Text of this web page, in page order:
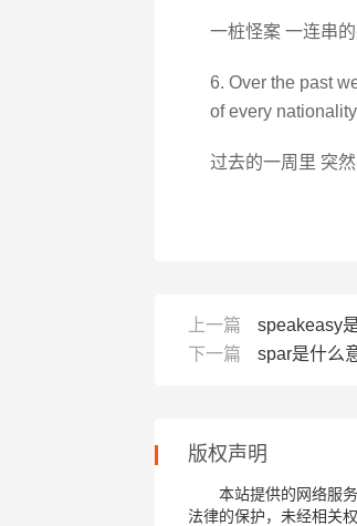
一桩怪案 一连串
6. Over the past
of every
过去的一周里 突
上一篇
speakeasy
下一篇
spar是什么
版权声明
本站提供的网络服
法律的保护，未经相关